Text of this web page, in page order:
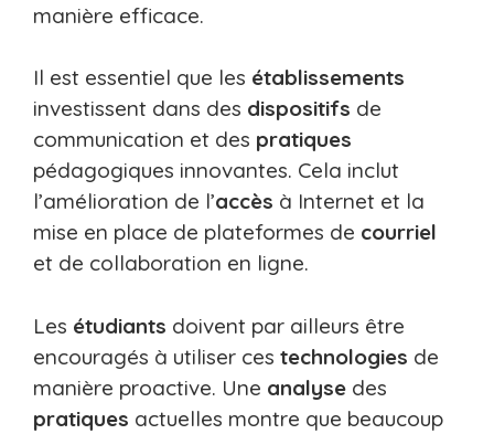
manière efficace.
Il est essentiel que les établissements
investissent dans des dispositifs de
communication et des pratiques
pédagogiques innovantes. Cela inclut
l’amélioration de l’accès à Internet et la
mise en place de plateformes de courriel
et de collaboration en ligne.
Les étudiants doivent par ailleurs être
encouragés à utiliser ces technologies de
manière proactive. Une analyse des
pratiques actuelles montre que beaucoup